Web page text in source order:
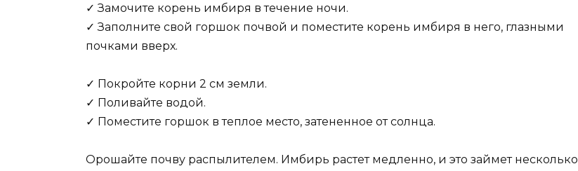
✓ Замочите корень имбиря в течение ночи.
✓ Заполните свой горшок почвой и поместите корень имбиря в него, глазными
почками вверх.
✓ Покройте корни 2 см земли.
✓ Поливайте водой.
✓ Поместите горшок в теплое место, затененное от солнца.
Орошайте почву распылителем. Имбирь растет медленно, и это займет несколько